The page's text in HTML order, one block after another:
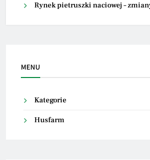
Rynek pietruszki naciowej –
MENU
Kategorie
Husfarm